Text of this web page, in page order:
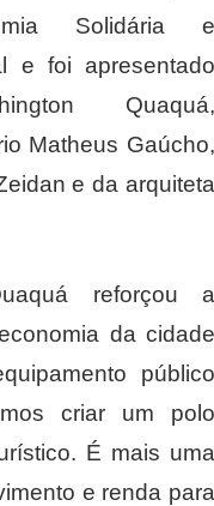
Solidária e
e foi apresentado
Quaquá,
Matheus Gaúcho,
e da arquiteta
reforçou a
da cidade
público
criar um polo
É mais uma
e renda para